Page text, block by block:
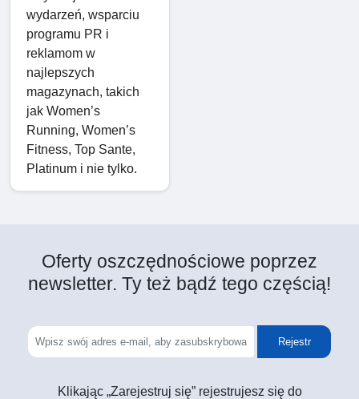
wydarzeń, wsparciu
programu PR i
reklamom w
najlepszych
magazynach, takich
jak Women’s
Running, Women’s
Fitness, Top Sante,
Platinum i nie tylko.
Oferty oszczędnościowe poprzez
newsletter. Ty też bądź tego częścią!
Rejestr
Klikając „Zarejestruj się” rejestrujesz się do